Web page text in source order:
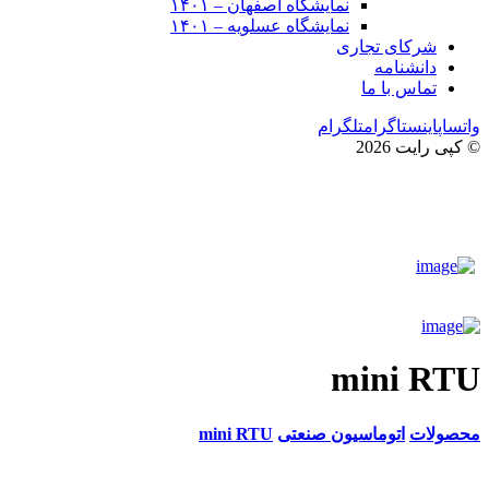
نمایشگاه اصفهان – ۱۴۰۱
نمایشگاه عسلویه – ۱۴۰۱
شرکای تجاری
دانشنامه
تماس با ما
واتساپاینستاگرامتلگرام
© کپی رایت 2026
mini RTU
محصولات اتوماسیون صنعتی mini RTU